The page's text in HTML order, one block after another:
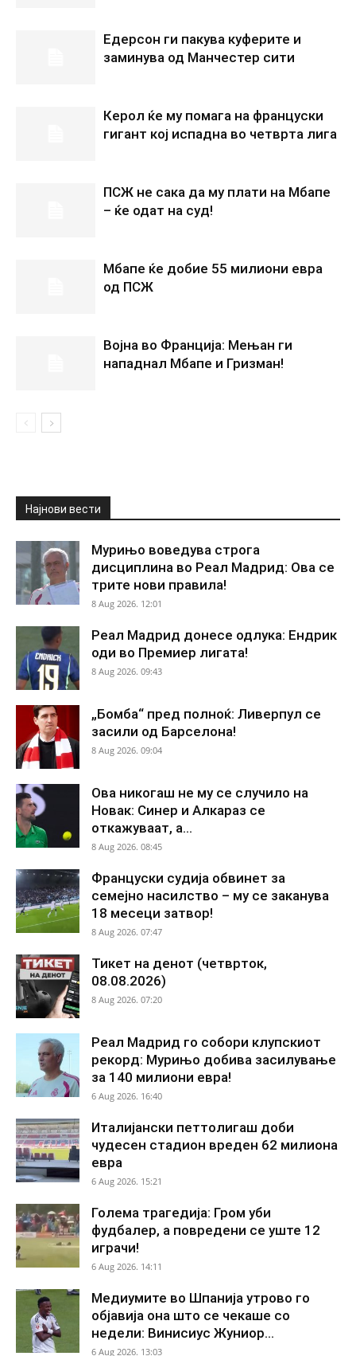
Едерсон ги пакува куферите и
заминува од Манчестер сити
Керол ќе му помага на француски
гигант кој испадна во четврта лига
ПСЖ не сака да му плати на Мбапе
– ќе одат на суд!
Мбапе ќе добие 55 милиони евра
од ПСЖ
Војна во Франција: Мењан ги
нападнал Мбапе и Гризман!
Најнови вести
Мурињо воведува строга
дисциплина во Реал Мадрид: Ова се
трите нови правила!
8 Aug 2026. 12:01
Реал Мадрид донесе одлука: Ендрик
оди во Премиер лигата!
8 Aug 2026. 09:43
„Бомба“ пред полноќ: Ливерпул се
засили од Барселона!
8 Aug 2026. 09:04
Ова никогаш не му се случило на
Новак: Синер и Алкараз се
откажуваат, а...
8 Aug 2026. 08:45
Француски судија обвинет за
семејно насилство – му се заканува
18 месеци затвор!
8 Aug 2026. 07:47
Тикет на денот (четврток,
08.08.2026)
8 Aug 2026. 07:20
Реал Мадрид го собори клупскиот
рекорд: Мурињо добива засилување
за 140 милиони евра!
6 Aug 2026. 16:40
Италијански петтолигаш доби
чудесен стадион вреден 62 милиона
евра
6 Aug 2026. 15:21
Голема трагедија: Гром уби
фудбалер, а повредени се уште 12
играчи!
6 Aug 2026. 14:11
Медиумите во Шпанија утрово го
објавија она што се чекаше со
недели: Винисиус Жуниор...
6 Aug 2026. 13:03